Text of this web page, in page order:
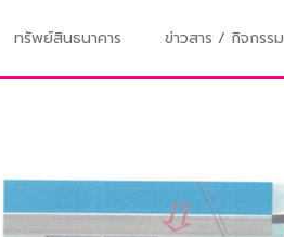
ทรัพย์สินธนาคาร ข่าวสาร / กิจกรรม